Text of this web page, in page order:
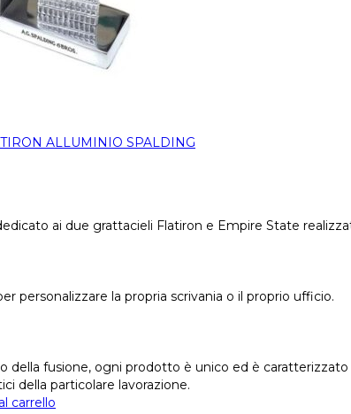
ALLUMINIO SPALDING
ai due grattacieli Flatiron e Empire State
personalizzare la propria scrivania o il proprio ufficio.
fusione, ogni prodotto è unico ed è
della particolare lavorazione.
carrello